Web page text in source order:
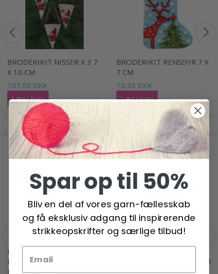
BRODERIKIT NISSER X 3 7
X 10 CM
107,00 DKK
Læg i kurv
BRODERIKIT RENSDYR 7 X
7 CM
73,95 DKK
Læg i kurv
ANDRE HAR OGSÅ SET
HOBBYARTS
MASKEMARKØRER,
METALFARVER, 25 STK.
HJERTE BLOMST 11X11 CM
Spar op til 50%
Bliv en del af vores garn-fællesskab
og få eksklusiv adgang til inspirerende
strikkeopskrifter og særlige tilbud!